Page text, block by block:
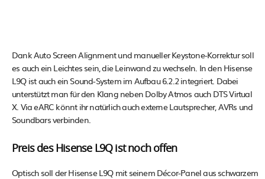
Dank Auto Screen Alignment und manueller Keystone-Korrektur soll
es auch ein Leichtes sein, die Leinwand zu wechseln. In den Hisense
L9Q ist auch ein Sound-System im Aufbau 6.2.2 integriert. Dabei
unterstützt man für den Klang neben Dolby Atmos auch DTS Virtual
X. Via eARC könnt ihr natürlich auch externe Lautsprecher, AVRs und
Soundbars verbinden.
Preis des Hisense L9Q ist noch offen
Optisch soll der Hisense L9Q mit seinem Décor-Panel aus schwarzem